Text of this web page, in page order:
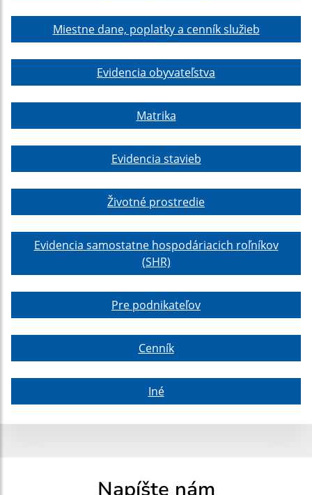
Miestne dane, poplatky a cenník služieb
Evidencia obyvateľstva
Matrika
Evidencia stavieb
Životné prostredie
Evidencia samostatne hospodáriacich roľníkov
(SHR)
Pre podnikateľov
Cenník
Iné
Napíšte nám